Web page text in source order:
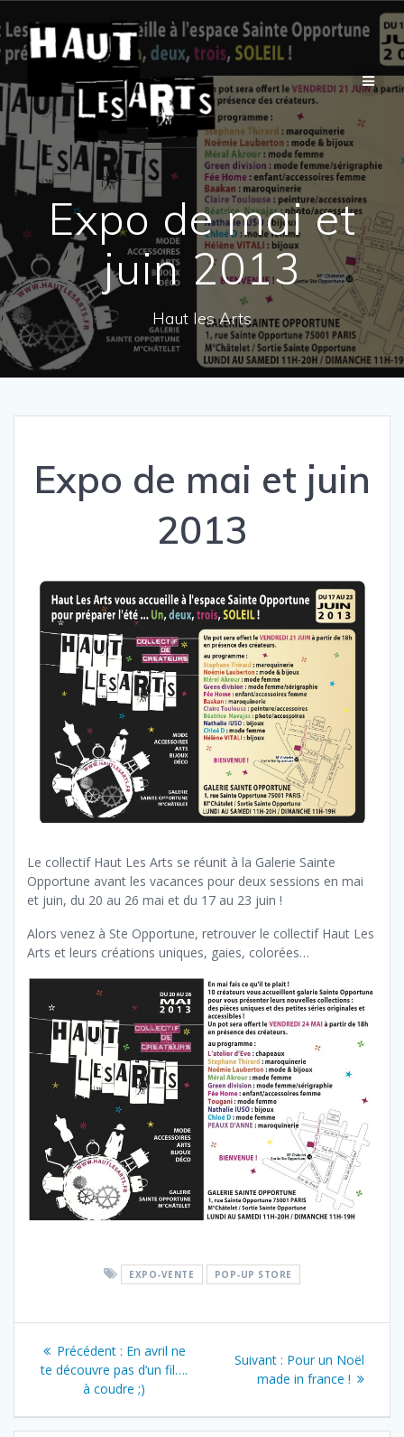
au
contenu
Expo de mai et
juin 2013
Haut les Arts
Expo de mai et juin
2013
Le collectif Haut Les Arts se réunit à la Galerie Sainte
Opportune avant les vacances pour deux sessions en mai
et juin, du 20 au 26 mai et du 17 au 23 juin !
Alors venez à Ste Opportune, retrouver le collectif Haut Les
Arts et leurs créations uniques, gaies, colorées…
EXPO-VENTE POP-UP STORE
Navigation
de
l’article
Précédent : Article
précédent
:
En avril ne
te découvre pas d’un fil….
à coudre ;)
Suivant : Article
suivant
Pour un Noël
made in france !